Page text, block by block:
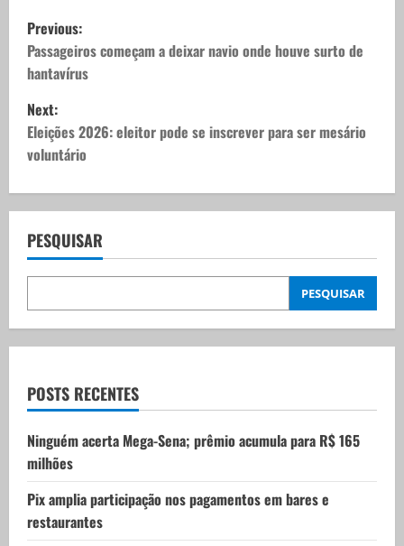
P
o
s
t
n
a
v
i
g
t
i
o
n
Previous:
Passageiros começam a deixar navio onde houve surto de
hantavírus
Next:
Eleições 2026: eleitor pode se inscrever para ser mesário
voluntário
PESQUISAR
PESQUISAR
POSTS RECENTES
Ninguém acerta Mega-Sena; prêmio acumula para R$ 165
milhões
Pix amplia participação nos pagamentos em bares e
restaurantes